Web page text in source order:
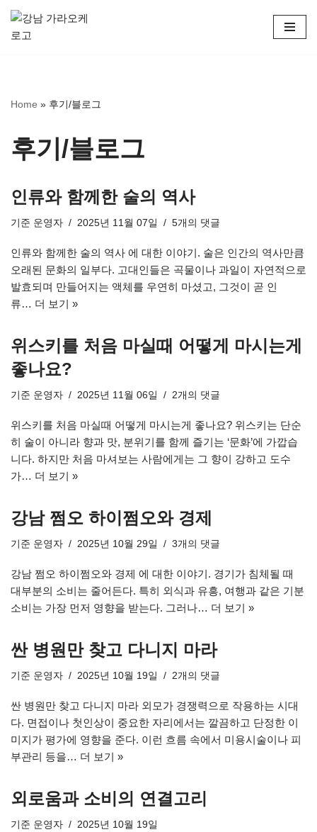
콘
건
뛰
기
Home » 후기/블로그
후기/블로그
인류와 함께한 술의 역사
기준 운영자 2025년 11월 07일 5개의 댓글
인류와 함께한 술의 역사 에 대한 이야기. 술은 인간의 역사만큼
오래된 문화의 일부다. 고대인들은 곡물이나 과일이 자연적으로
발효되며 만들어지는 액체를 우연히 마셨고, 그것이 곧 인
류… 더 보기 »
위스키를 처음 마실때 어떻게 마시는게
좋나요?
기준 운영자 2025년 11월 06일 2개의 댓글
위스키를 처음 마실때 어떻게 마시는게 좋나요? 위스키는 단순
히 술이 아니라 향과 맛, 분위기를 함께 즐기는 ‘문화’에 가깝습
니다. 하지만 처음 마셔보는 사람에게는 그 향이 강하고 도수
가… 더 보기 »
강남 쩜오 하이쩜오와 경제
기준 운영자 2025년 10월 29일 3개의 댓글
강남 쩜오 하이쩜오와 경제 에 대한 이야기. 경기가 침체될 때
대부분의 소비는 줄어든다. 특히 외식과 유흥, 여행과 같은 기분
소비는 가장 먼저 영향을 받는다. 그러나… 더 보기 »
싼 병원만 찾고 다니지 마라
기준 운영자 2025년 10월 19일 2개의 댓글
싼 병원만 찾고 다니지 마라 외모가 경쟁력으로 작용하는 시대
다. 면접이나 첫인상이 중요한 자리에서는 깔끔하고 단정한 이
미지가 평가에 영향을 준다. 이런 흐름 속에서 미용시술이나 피
부관리 등을… 더 보기 »
외로움과 소비의 연결고리
기준 운영자 2025년 10월 19일